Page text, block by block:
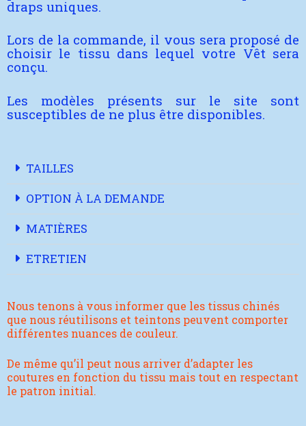
draps uniques.
Lors de la commande, il vous sera proposé de
choisir le tissu dans lequel votre Vêt sera
conçu.
Les modèles présents sur le site sont
susceptibles de ne plus être disponibles.
TAILLES
OPTION À LA DEMANDE
MATIÈRES
ETRETIEN
Nous tenons à vous informer que les tissus chinés
que nous réutilisons et teintons peuvent comporter
différentes nuances de couleur.
De même qu’il peut nous arriver d’adapter les
coutures en fonction du tissu mais tout en respectant
le patron initial.